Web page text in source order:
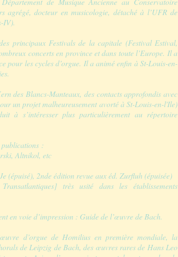
agrégé, docteur en musicologie, détaché à l’UFR de
IV).
principaux Festivals de la capitale (Festival Estival,
concerts en province et dans toute l’Europe. Il a
pour les cycles d’orgue. Il a animé enfin à St-Louis-en-
des Blancs-Manteaux, des contacts approfondis avec
un projet malheureusement avorté à St-Louis-en-l'Ile)
à s’intéresser plus particulièrement au répertoire
publications :
Altnikol, etc
(épuisé), 2nde édition revue aux éd. Zurfluh (épuisée)
très usité dans les établissements
en voie d’impression : Guide de l’œuvre de Bach.
d’orgue de Homilius en première mondiale, la
de Leipzig de Bach, des œuvres rares de Hans Leo